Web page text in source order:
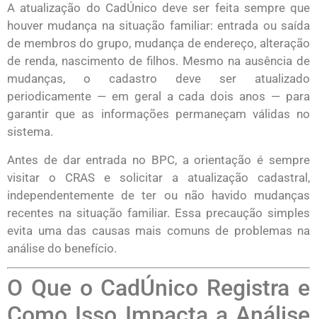
A atualização do CadÚnico deve ser feita sempre que
houver mudança na situação familiar: entrada ou saída
de membros do grupo, mudança de endereço, alteração
de renda, nascimento de filhos. Mesmo na ausência de
mudanças, o cadastro deve ser atualizado
periodicamente — em geral a cada dois anos — para
garantir que as informações permaneçam válidas no
sistema.
Antes de dar entrada no BPC, a orientação é sempre
visitar o CRAS e solicitar a atualização cadastral,
independentemente de ter ou não havido mudanças
recentes na situação familiar. Essa precaução simples
evita uma das causas mais comuns de problemas na
análise do benefício.
O Que o CadÚnico Registra e